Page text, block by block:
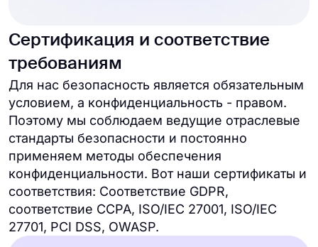
Сертификация и соответствие
требованиям
Для нас безопасность является обязательным
условием, а конфиденциальность - правом.
Поэтому мы соблюдаем ведущие отраслевые
стандарты безопасности и постоянно
применяем методы обеспечения
конфиденциальности. Вот наши сертификаты и
соответствия: Соответствие GDPR,
соответствие CCPA, ISO/IEC 27001, ISO/IEC
27701, PCI DSS, OWASP.